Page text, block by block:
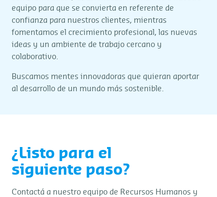
equipo para que se convierta en referente de
confianza para nuestros clientes, mientras
fomentamos el crecimiento profesional, las nuevas
ideas y un ambiente de trabajo cercano y
colaborativo.
Buscamos mentes innovadoras que quieran aportar
al desarrollo de un mundo más sostenible.
¿Listo para el
siguiente paso?
Contactá a nuestro equipo de Recursos Humanos y